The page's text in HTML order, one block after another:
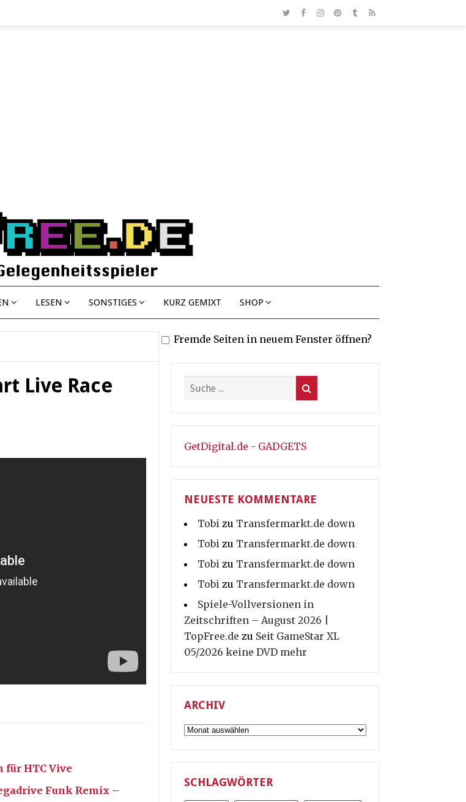
LESEN SONSTIGES KURZ GEMIXT SHOP
Live Race
für HTC Vive
Funk Remix –
Fremde Seiten in neuem Fenster öffnen?
GetDigital.de - GADGETS
NEUESTE KOMMENTARE
Tobi zu Transfermarkt.de down
Tobi zu Transfermarkt.de down
Tobi zu Transfermarkt.de down
Tobi zu Transfermarkt.de down
Spiele-Vollversionen in
Zeitschriften – August 2026 |
TopFree.de zu Seit GameStar XL
05/2026 keine DVD mehr
ARCHIV
Archiv
SCHLAGWÖRTER